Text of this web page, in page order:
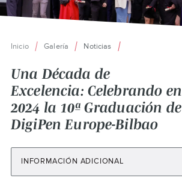
Ruta
de
navegación
Inicio Galería Noticias
Una Década de
Excelencia: Celebrando en
2024 la 10ª Graduación de
DigiPen Europe-Bilbao
INFORMACIÓN ADICIONAL